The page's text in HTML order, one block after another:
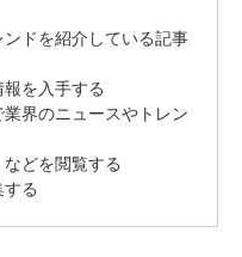
ドを紹介している記事
を入手する
界のニュースやトレン
どを閲覧する
る